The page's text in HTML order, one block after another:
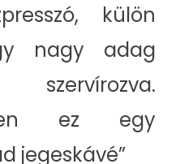
külön
nagy adag
szervírozva.
ez egy
jegeskávé”